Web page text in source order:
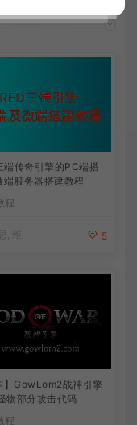
端传奇引擎的PC端搭
端服务器搭建教程
程
思, 维 5
】GowLom2战神引擎
物部分攻击代码
程